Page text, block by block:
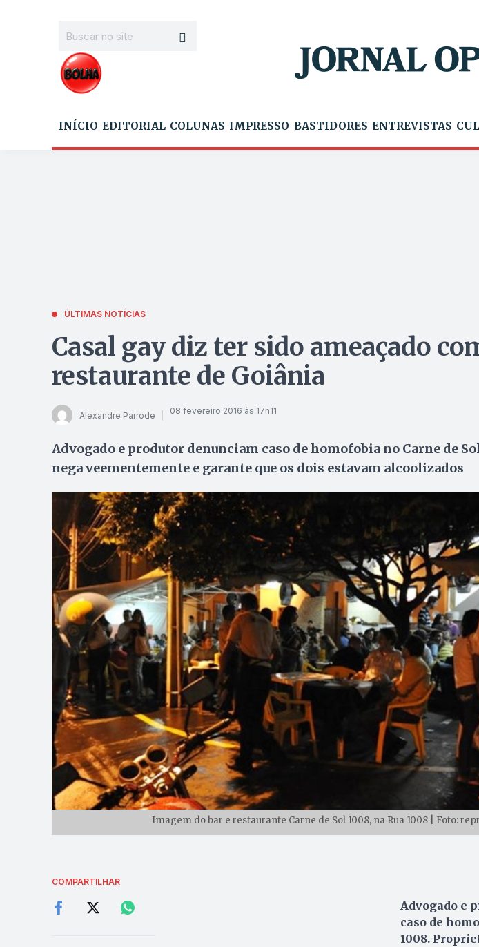
INÍCIO EDITORIAL COLUNAS IMPRESSO BASTIDORES ENTREVISTAS
ÚLTIMAS NOTÍCIAS
Casal gay diz ter sido ameaçado
restaurante de Goiânia
Alexandre Parrode 08 fevereiro 2016 às 17h11
Advogado e produtor denunciam caso de homofobia no Carne de
nega veementemente e garante que os dois estavam alcoolizados
Imagem do bar e restaurante Carne de Sol 1008, na Rua 1008 | Foto:
COMPARTILHAR
Advogado e
caso de
1008.